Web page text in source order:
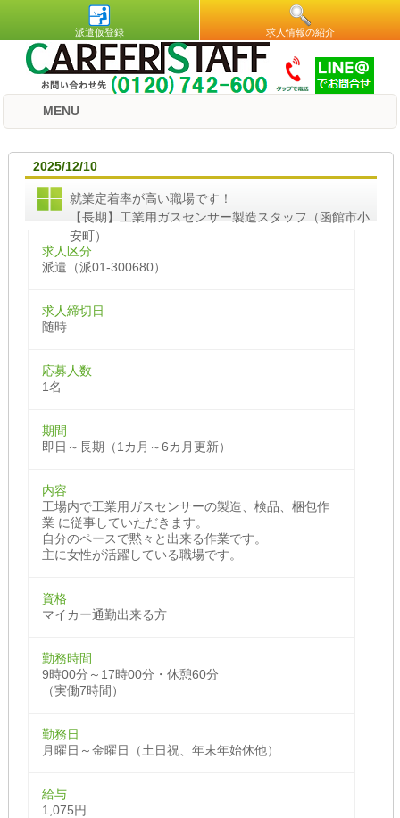
派遣仮登録 求人情報の紹介
MENU
2025/12/10
就業定着率が高い職場です！
【長期】工業用ガスセンサー製造スタッフ（函館市小
安町）
求人区分
派遣（派01-300680）
求人締切日
随時
応募人数
1名
期間
即日～長期（1カ月～6カ月更新）
内容
工場内で工業用ガスセンサーの製造、検品、梱包作
業 に従事していただきます。
自分のペースで黙々と出来る作業です。
主に女性が活躍している職場です。
資格
マイカー通勤出来る方
勤務時間
9時00分～17時00分・休憩60分
（実働7時間）
勤務日
月曜日～金曜日（土日祝、年末年始休他）
給与
1,075円